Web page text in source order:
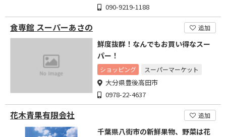
090-9219-1188
食専館 スーパーあさの 追加
鮮度抜群！なんでもお買い得なスー
パー！
ショッピング スーパーマーケット
大分県豊後高田市
0978-22-4637
花木青果有限会社 追加
千葉県八街市の新鮮果物、野菜は花